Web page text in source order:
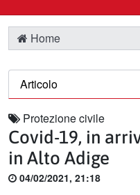
Home
Articolo
Protezione civile
Covid-19, in
in Alto Adige
04/02/2021, 21:18